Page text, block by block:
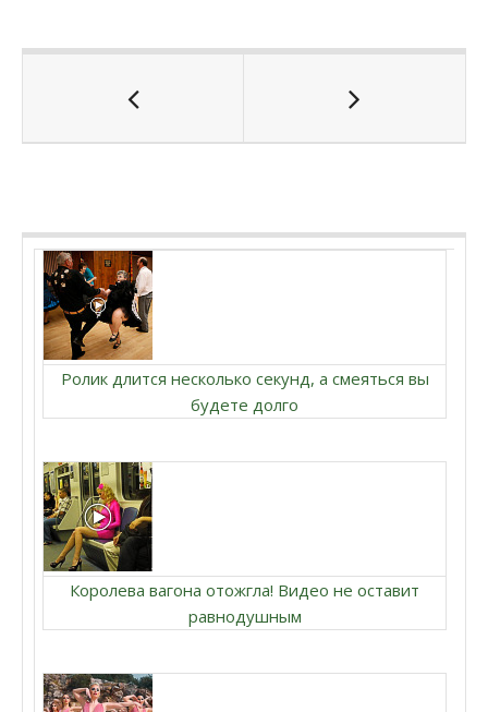
Ролик длится несколько секунд, а смеяться вы
будете долго
Королева вагона отожгла! Видео не оставит
равнодушным